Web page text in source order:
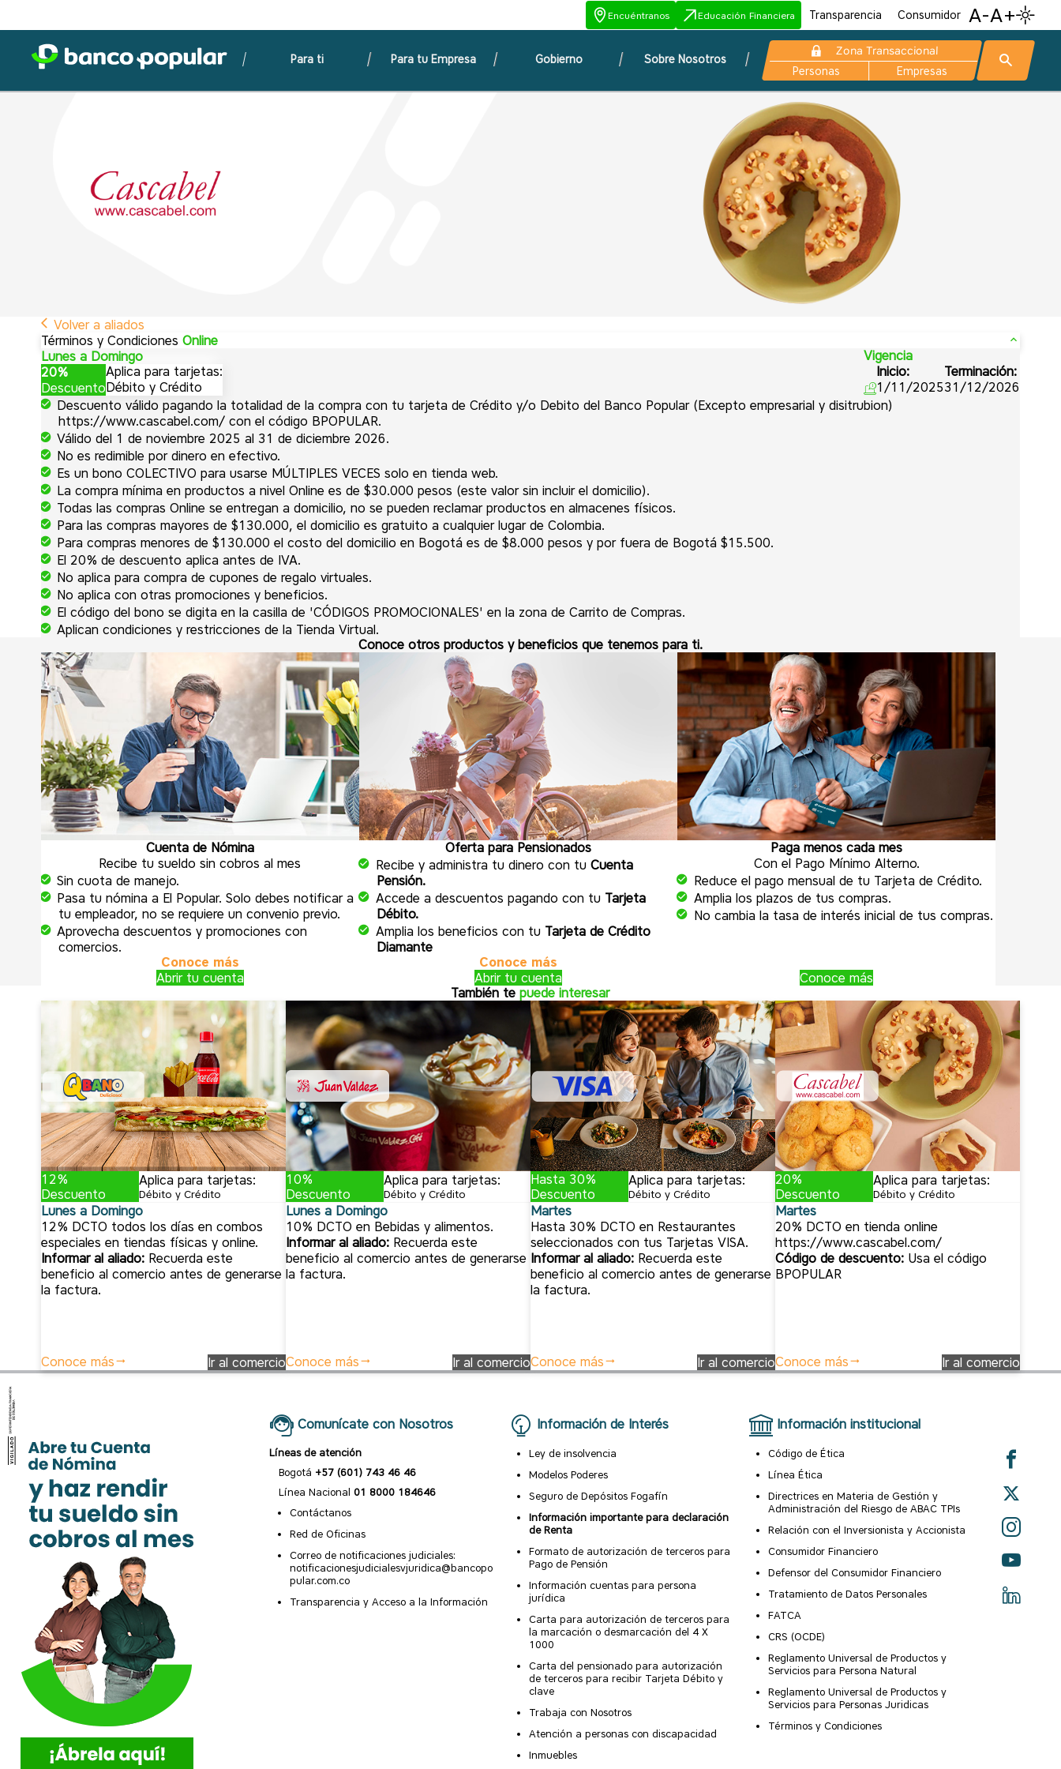
Encuéntranos Educación Financiera Transparencia Consumidor A-A+
Para ti Para tu Empresa Gobierno Sobre Nosotros
Zona Transaccional
Personas
Empresas
Volver a aliados
Términos y Condiciones Online
Lunes a Domingo
20%
Descuento
Aplica para tarjetas:
Débito y Crédito
Vigencia
Inicio:
1/11/2025
Terminación:
31/12/2026
Descuento válido pagando la totalidad de la compra con tu tarjeta de Crédito y/o Debito del Banco Popular (Excepto empresarial y disitrubion)
https://www.cascabel.com/ con el código BPOPULAR.
Válido del 1 de noviembre 2025 al 31 de diciembre 2026.
No es redimible por dinero en efectivo.
Es un bono COLECTIVO para usarse MÚLTIPLES VECES solo en tienda web.
La compra mínima en productos a nivel Online es de $30.000 pesos (este valor sin incluir el domicilio).
Todas las compras Online se entregan a domicilio, no se pueden reclamar productos en almacenes físicos.
Para las compras mayores de $130.000, el domicilio es gratuito a cualquier lugar de Colombia.
Para compras menores de $130.000 el costo del domicilio en Bogotá es de $8.000 pesos y por fuera de Bogotá $15.500.
El 20% de descuento aplica antes de IVA.
No aplica para compra de cupones de regalo virtuales.
No aplica con otras promociones y beneficios.
El código del bono se digita en la casilla de 'CÓDIGOS PROMOCIONALES' en la zona de Carrito de Compras.
Aplican condiciones y restricciones de la Tienda Virtual.
Conoce otros productos y beneficios que tenemos para ti.
Cuenta de Nómina
Recibe tu sueldo sin cobros al mes
Sin cuota de manejo.
Pasa tu nómina a El Popular. Solo debes notificar a
tu empleador, no se requiere un convenio previo.
Aprovecha descuentos y promociones con
comercios.
Conoce más
Abrir tu cuenta
Oferta para Pensionados
Recibe y administra tu dinero con tu Cuenta
Pensión.
Accede a descuentos pagando con tu Tarjeta
Débito.
Amplia los beneficios con tu Tarjeta de Crédito
Diamante
Conoce más
Abrir tu cuenta
Paga menos cada mes
Con el Pago Mínimo Alterno.
Reduce el pago mensual de tu Tarjeta de Crédito.
Amplia los plazos de tus compras.
No cambia la tasa de interés inicial de tus compras.
Conoce más
También tepuede interesar
12%
Descuento
Aplica para tarjetas:
Débito y Crédito
Lunes a Domingo
12% DCTO todos los días en combos
especiales en tiendas físicas y online.
Informar al aliado: Recuerda este
beneficio al comercio antes de generarse
la factura.
Conoce más Ir al comercio
10%
Descuento
Aplica para tarjetas:
Débito y Crédito
Lunes a Domingo
10% DCTO en Bebidas y alimentos.
Informar al aliado: Recuerda este
beneficio al comercio antes de generarse
la factura.
Conoce más Ir al comercio
Hasta 30%
Descuento
Aplica para tarjetas:
Débito y Crédito
Martes
Hasta 30% DCTO en Restaurantes
seleccionados con tus Tarjetas VISA.
Informar al aliado: Recuerda este
beneficio al comercio antes de generarse
la factura.
Conoce más Ir al comercio
20%
Descuento
Aplica para tarjetas:
Débito y Crédito
Martes
20% DCTO en tienda online
https://www.cascabel.com/
Código de descuento: Usa el código
BPOPULAR
Conoce más Ir al comercio
Comunícate con Nosotros
Líneas de atención
Bogotá +57 (601) 743 46 46
Línea Nacional 01 8000 184646
Contáctanos
Red de Oficinas
Correo de notificaciones judiciales:
notificacionesjudicialesvjuridica@bancopo
pular.com.co
Transparencia y Acceso a la Información
Información de Interés
Ley de insolvencia
Modelos Poderes
Seguro de Depósitos Fogafín
Información importante para declaración
de Renta
Formato de autorización de terceros para
Pago de Pensión
Información cuentas para persona
jurídica
Carta para autorización de terceros para
la marcación o desmarcación del 4 X
1000
Carta del pensionado para autorización
de terceros para recibir Tarjeta Débito y
clave
Trabaja con Nosotros
Atención a personas con discapacidad
Inmuebles
Información institucional
Código de Ética
Línea Ética
Directrices en Materia de Gestión y
Administración del Riesgo de ABAC TPIs
Relación con el Inversionista y Accionista
Consumidor Financiero
Defensor del Consumidor Financiero
Tratamiento de Datos Personales
FATCA
CRS (OCDE)
Reglamento Universal de Productos y
Servicios para Persona Natural
Reglamento Universal de Productos y
Servicios para Personas Juridicas
Términos y Condiciones